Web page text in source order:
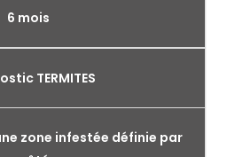
6 mois
TERMITES
zone infestée définie par